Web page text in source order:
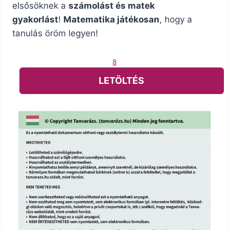
elsősöknek a számolást és matek
gyakorlást! Matematika játékosan, hogy a
tanulás öröm legyen!
8
LETÖLTÉS